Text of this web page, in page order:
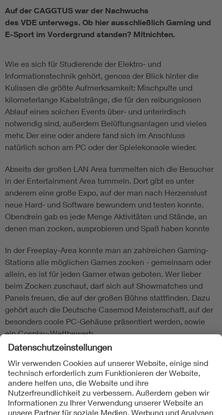
Auf der CAGGTUS war der Nachwuchs
des VDE unterwegs. Ob hier ausschließlich Gaming und
E-Sport im Vordergrund standen? Mitnichten.
Wie es sich für Studierende der Elektro- und
Informationstechnik gehört, genoss der Blick hinter die
Kulissen die größte Aufmerksamkeit: Mischpulte und
kilometerlange Kabelstränge, die für den reibungslosen
Ablauf eines solchen Events über- und unterirdisch
notwendig sind, außerdem Belüftungsanlagen und vieles
mehr. Der eine oder andere fand sich im Anschluss
natürlich schon am PC oder der Spielekonsole wieder.
Abseits der großen LAN Area tummelten sich die Besucher
in der Entertainment Area tummeln. Dort gibt es unter
anderem eine große Expo, auf der man nach Herzenslust
neue Hard- und Software bewundern und testen konnte.
Obendrein gab es jede Menge Aktivitäten und Stände, an
denen man zocken, ausprobieren und Spaß haben konnte
In der Freeplay-Area konnte man an zahlreichen Gaming-
Stations alle möglichen Games zocken - gemeinsam oder
allein, es ist für jeden Gamer etwas geboten. Wer lieber
beim Zocken zuschaut, darf sich auf Showmatches und
Panels freuen, die auf der großen Bühne stattfinden. Dazu
gehört auch die Deutsche Casemod Meisterschaft, auf der
besonders coole PC-Gehäuse präsentiert werden, sowie
ein Cosplay-Wettbewerb.
Folgen Sie uns